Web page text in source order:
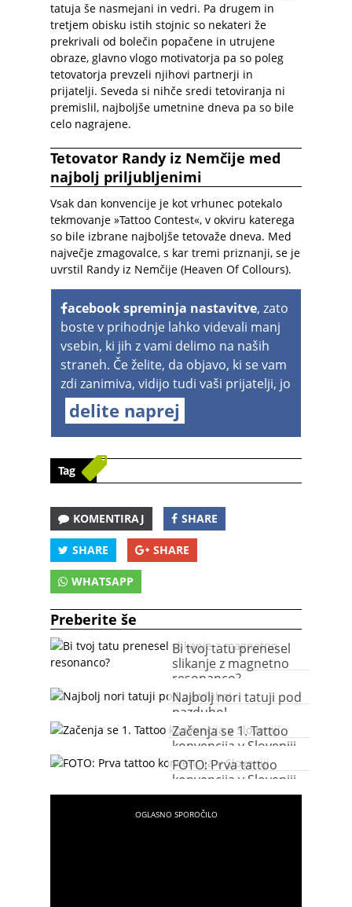
tatuja še nasmejani in vedri. Pa drugem in
tretjem obisku istih stojnic so nekateri že
prekrivali od bolečin popačene in utrujene
obraze, glavno vlogo motivatorja pa so poleg
tetovatorja prevzeli njihovi partnerji in
prijatelji. Seveda si nihče sredi tetoviranja ni
premislil, najboljše umetnine dneva pa so bile
celo nagrajene.
Tetovator Randy iz Nemčije med
najbolj priljubljenimi
Vsak dan konvencije je kot vrhunec potekalo
tekmovanje »Tattoo Contest«, v okviru katerega
so bile izbrane najboljše tetovaže dneva. Med
največje zmagovalce, s kar tremi priznanji, se je
uvrstil Randy iz Nemčije (Heaven Of Collours).
acebook spreminja nastavitve, zato
boste v prihodnje lahko videvali manj
vsebin, ki jih z vami delimo na naših
straneh. Če želite, da objavo, ki se vam
zdi zanimiva, vidijo tudi vaši prijatelji, jo
delite naprej
Tag
KOMENTIRAJ SHARE
SHARE SHARE
WHATSAPP
Preberite še
Bi tvoj tatu prenesel
slikanje z magnetno
resonanco?
Najbolj nori tatuji pod
pazduho!
Začenja se 1. Tattoo
konvencija v Sloveniji
FOTO: Prva tattoo
konvencija v Sloveniji